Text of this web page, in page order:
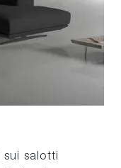
salotti